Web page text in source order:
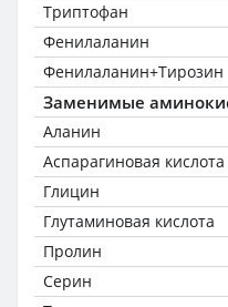
Триптофан
Фенилаланин
Фенилаланин+Тирозин
Заменимые
Аланин
Аспарагиновая кислота
Глицин
Глутаминовая кислота
Пролин
Серин